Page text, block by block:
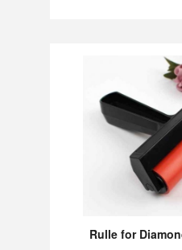
Rulle for